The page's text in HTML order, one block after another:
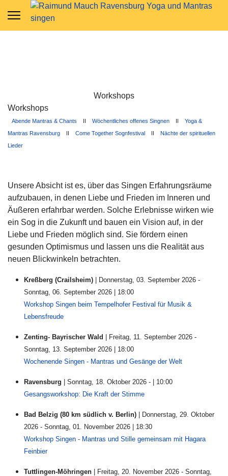
Workshops
Workshops
Abende Mantras & Chants II Wöchentliches offenes Singnen II Yoga &
Mantras Ravensburg II Come Together Sognfestival II Nächte der spirituellen
Lieder
Unsere Absicht ist es, über das Singen Erfahrungsräume
aufzubauen, in denen Liebe und Frieden im Inneren und
Äußeren erfahrbar werden. Solche Erlebnisse wirken wie
ein Sog in die Zukunft und bauen ein Vision auf, in der
Liebe und Frieden möglich sind. Sie fördern einen
gesunden Optimismus und lassen uns die Realität aus
neuen Blickwinkeln betrachten.
Kreßberg (Crailsheim) | Donnerstag, 03. September 2026 -
Sonntag, 06. September 2026 | 18:00
Workshop Singen beim Tempelhofer Festival für Musik &
Lebensfreude
Zenting- Bayrischer Wald
| Freitag, 11. September 2026 -
Sonntag, 13. September 2026 | 18:00
Wochenende Singen - Mantras und Gesänge der Welt
Ravensburg
| Sonntag, 18. Oktober 2026 - | 10:00
Gesangsworkshop: Die Kraft der Stimme
Bad Belzig (80 km südlich v. Berlin) | Donnerstag, 29. Oktober
2026 - Sonntag, 01. November 2026 | 18:30
Workshop Singen - Mantras und Stille gemeinsam mit Hagara
Feinbier
Tuttlingen-Möhringen | Freitag, 20. November 2026 - Sonntag,